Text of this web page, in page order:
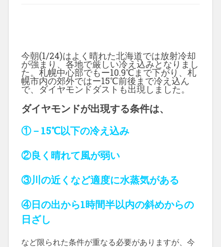
今朝(1/24)はよく晴れた北海道では放射冷却
が強まり、各地で厳しい冷え込みとなりまし
た。札幌中心部でもー10.9℃まで下がり、札
幌市内の郊外ではー15℃前後まで冷え込ん
で、ダイヤモンドダストも出現しました。
ダイヤモンドが出現する条件は、
①－15℃以下の冷え込み
②良く晴れて風が弱い
③川の近くなど適度に水蒸気がある
④日の出から1時間半以内の斜めからの
日ざし
など限られた条件が重なる必要がありますが、今